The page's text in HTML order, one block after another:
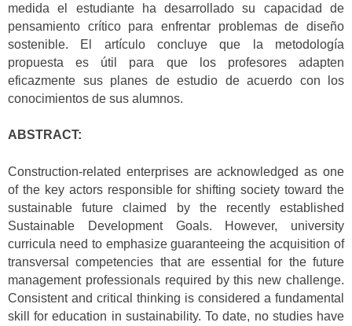
medida el estudiante ha desarrollado su capacidad de
pensamiento crítico para enfrentar problemas de diseño
sostenible. El artículo concluye que la metodología
propuesta es útil para que los profesores adapten
eficazmente sus planes de estudio de acuerdo con los
conocimientos de sus alumnos.
ABSTRACT:
Construction-related enterprises are acknowledged as one
of the key actors responsible for shifting society toward the
sustainable future claimed by the recently established
Sustainable Development Goals. However, university
curricula need to emphasize guaranteeing the acquisition of
transversal competencies that are essential for the future
management professionals required by this new challenge.
Consistent and critical thinking is considered a fundamental
skill for education in sustainability. To date, no studies have